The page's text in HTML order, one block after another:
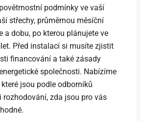
podmínky ve vaší
střechy, průměrnou měsíční
a dobu, po kterou plánujete ve
Před instalací si musíte zjistit
financování a také zásady
společnosti. Nabízíme
jsou podle odborníků
rozhodování, zda jsou pro vás